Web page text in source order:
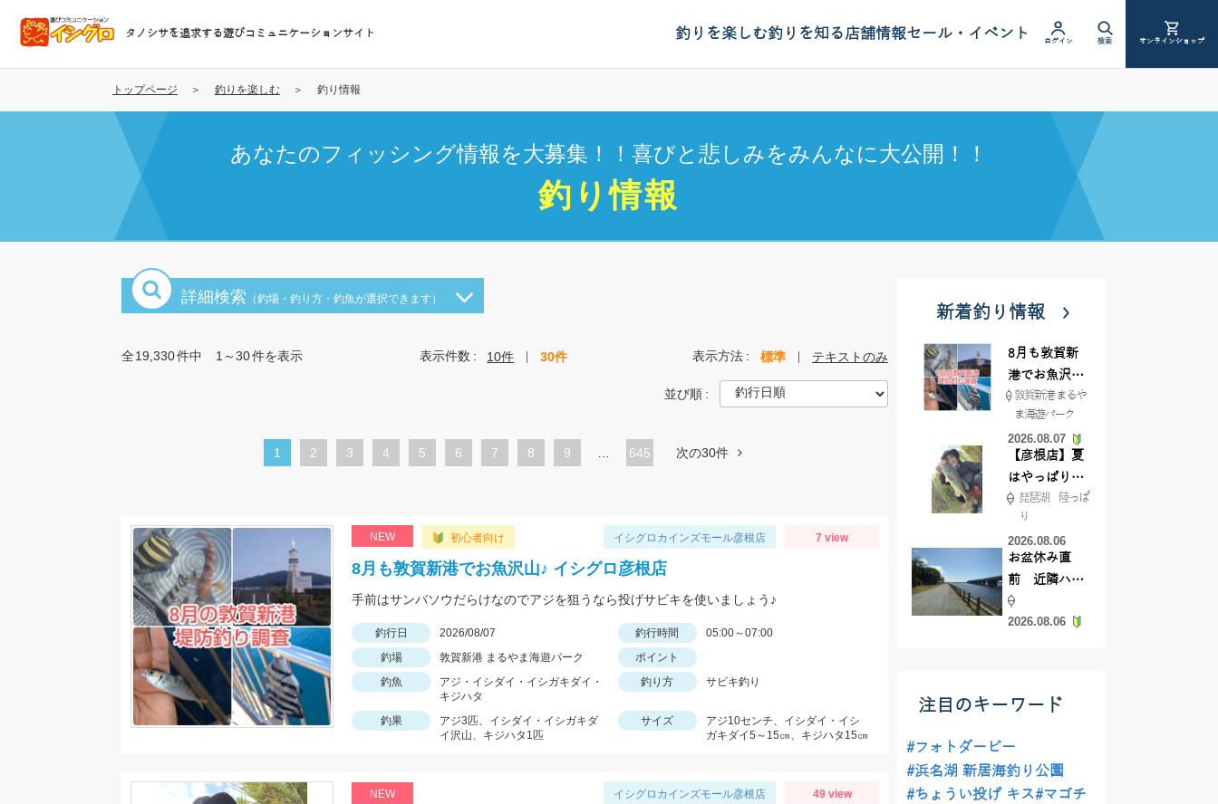
コ
テ
タノシサを追求する遊びコミュニケーションサイト 釣りを楽しむ釣りを知る店舗情報セール・イベント ログイン 検索 オンラインショップ
トップページ 釣りを楽しむ 釣り情報
あなたのフィッシング情報を大募集！！喜びと悲しみをみんなに大公開！！
釣り情報
詳細検索 （釣場・釣り方・釣魚が選択できます）
全19,330件中 1～30件を表示 表示件数 10件 30件 表示方法 標準 テキストのみ
並び順
カ
ー
ジ
1
ペ
2
ペ
3
ペ
4
ペ
5
ペ
6
ペ
7
ペ
8
ペ
9 645 次の30件
NEW 初心者向け イシグロカインズモール彦根店 7 view
8月も敦賀新港でお魚沢山♪ イシグロ彦根店
手前はサンバソウだらけなのでアジを狙うなら投げサビキを使いましょう♪
釣行日 2026/08/07 釣行時間
05:00～07:00
釣場
敦賀新港 まるやま海遊パーク
ポイント
釣魚
アジ・イシダイ・イシガキダイ・
キジハタ
釣り方 サビキ釣り
釣果
アジ3匹、イシダイ・イシガキダ
イ沢山、キジハタ1匹
サイズ
アジ10センチ、イシダイ・イシ
ガキダイ5～15㎝、キジハタ15㎝
NEW イシグロカインズモール彦根店 49 view
新着釣り情報
8月も敦賀新
港でお魚沢山
♪ イシグロ彦
根店
敦賀新港 まるや
ま海遊パーク
2026.08.07
【彦根店】夏
はやっぱりカ
バー撃ち
【45cmキャ
ッチ】
琵琶湖 陸っぱ
り
2026.08.06
お盆休み直
前 近隣ハゼ
釣り場調査し
てきました
2026.08.06
注目のキーワード
#フォトダービー
#浜名湖 新居海釣り公園
#ちょうい投げ キス#マゴチ